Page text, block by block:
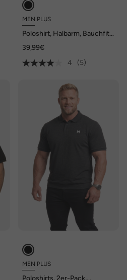
MEN PLUS
Poloshirt, Halbarm, Bauchfit,
39,99€
4
(5)
MEN PLUS
Poloshirts, 2er-Pack,